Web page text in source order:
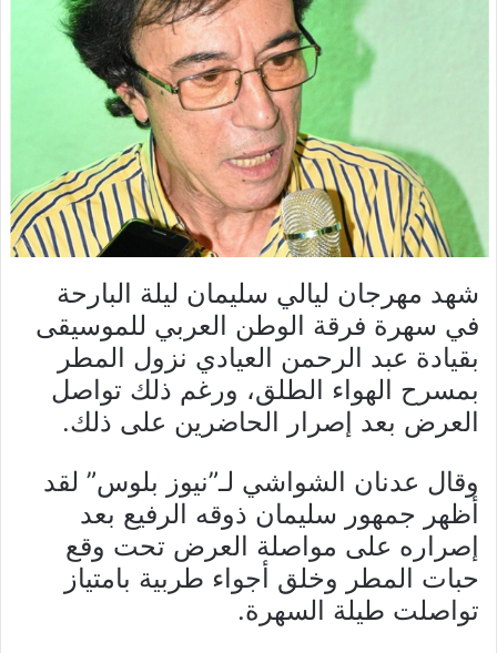
شهد مهرجان ليالي سليمان ليلة البارحة
في سهرة فرقة الوطن العربي للموسيقى
بقيادة عبد الرحمن العيادي نزول المطر
بمسرح الهواء الطلق، ورغم ذلك تواصل
العرض بعد إصرار الحاضرين على ذلك.
وقال عدنان الشواشي لـ”نيوز بلوس” لقد
أظهر جمهور سليمان ذوقه الرفيع بعد
إصراره على مواصلة العرض تحت وقع
حبات المطر وخلق أجواء طربية بامتياز
تواصلت طيلة السهرة.